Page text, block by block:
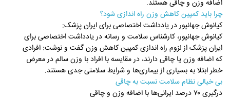
اضافه وزن و چاقی هستند.
چرا باید کمپین کاهش وزن راه اندازی شود؟
کیانوش جهانپور در یادداشت اختصاصی برای ایران پزشک:
کیانوش جهانپور، کارشناس سلامت و رسانه در یادداشت اختصاصی برای
ایران پزشک از لزوم راه اندازی کمپین کاهش وزن گفت و نوشت: افرادی
که اضافه وزن یا چاقی دارند، در مقایسه با افراد با وزن سالم در معرض
خطر ابتلا به بسیاری از بیماری‌ها و شرایط سلامتی جدی هستند.
بی خیالی نظام سلامت نسبت به چاقی
درگیری ۷۰ درصد ایرانی‌ها با اضافه وزن و چاقی